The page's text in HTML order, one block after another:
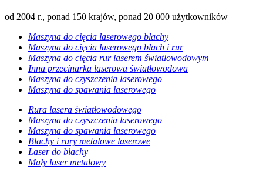
od 2004 r., ponad 150 krajów, ponad 20 000 użytkowników
Maszyna do cięcia laserowego blachy
Maszyna do cięcia laserowego blach i rur
Maszyna do cięcia rur laserem światłowodowym
Inna przecinarka laserowa światłowodowa
Maszyna do czyszczenia laserowego
Maszyna do spawania laserowego
Rura lasera światłowodowego
Maszyna do czyszczenia laserowego
Maszyna do spawania laserowego
Blachy i rury metalowe laserowe
Laser do blachy
Mały laser metalowy